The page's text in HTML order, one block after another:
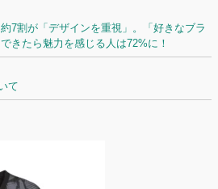
7割が「デザインを重視」。「好きなブラ
きたら魅力を感じる人は72%に！
て
の自信が「プラスになった」と感じた保